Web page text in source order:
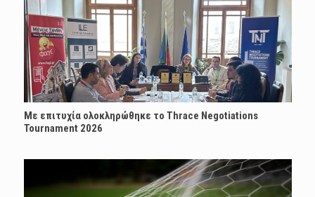
Με επιτυχία ολοκληρώθηκε το Thrace Negotiations
Tournament 2026